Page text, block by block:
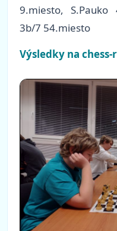
9.miesto, S.Pauko
3b/7 54.miesto
Výsledky na chess-